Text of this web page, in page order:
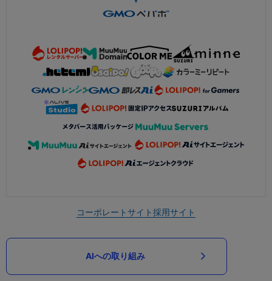
コーポレートサイト採用サイト
AIへの取り組み